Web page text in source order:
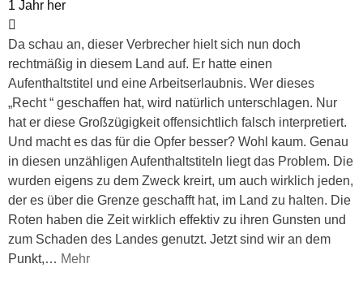
1 Jahr her
Da schau an, dieser Verbrecher hielt sich nun doch
rechtmäßig in diesem Land auf. Er hatte einen
Aufenthaltstitel und eine Arbeitserlaubnis. Wer dieses
„Recht “ geschaffen hat, wird natürlich unterschlagen. Nur
hat er diese Großzügigkeit offensichtlich falsch interpretiert.
Und macht es das für die Opfer besser? Wohl kaum. Genau
in diesen unzähligen Aufenthaltstiteln liegt das Problem. Die
wurden eigens zu dem Zweck kreirt, um auch wirklich jeden,
der es über die Grenze geschafft hat, im Land zu halten. Die
Roten haben die Zeit wirklich effektiv zu ihren Gunsten und
zum Schaden des Landes genutzt. Jetzt sind wir an dem
Punkt,… Mehr